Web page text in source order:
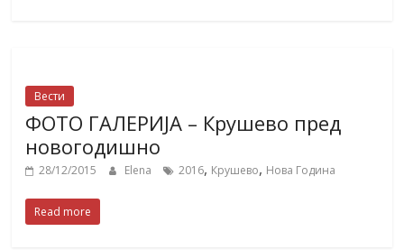
Вести
ФОТО ГАЛЕРИЈА – Крушево пред
новогодишно
28/12/2015 Elena 2016, Крушево, Нова Година
Read more